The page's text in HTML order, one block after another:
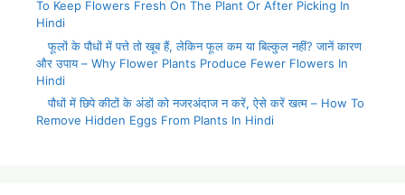
To Keep Flowers Fresh On The Plant Or After Picking In
Hindi
फूलों के पौधों में पत्ते तो खूब हैं, लेकिन फूल कम या बिल्कुल नहीं? जानें कारण
और उपाय – Why Flower Plants Produce Fewer Flowers In
Hindi
पौधों में छिपे कीटों के अंडों को नजरअंदाज न करें, ऐसे करें खत्म – How To
Remove Hidden Eggs From Plants In Hindi